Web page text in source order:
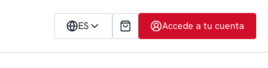
ES Accede a tu cuenta